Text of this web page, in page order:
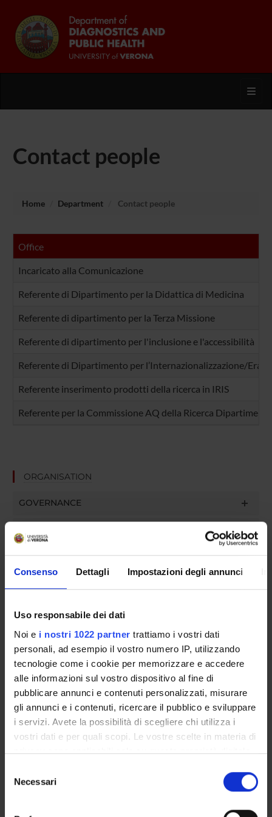
Consenso Dettagli Impostazioni degli annunci
Uso responsabile dei dati
Noi e i nostri 1022 partner trattiamo i vostri dati
personali, ad esempio il vostro numero IP, utilizzando
tecnologie come i cookie per memorizzare e accedere
alle informazioni sul vostro dispositivo al fine di
pubblicare annunci e contenuti personalizzati, misurare
gli annunci e i contenuti, ricercare il pubblico e sviluppare
i servizi. Avete la possibilità di scegliere chi utilizza i
vostri dati e per quali scopi. Le vostre scelte in materia di
privacy sono applicabili solo su questa proprietà digitale
modificare o revocare il proprio consenso in qualsiasi
momento dalla Dichiarazione sui cookie o facendo clic
delNecessari
Contact people
Home Department Contact people
Office
Incaricato alla Comunicazione
Referente di Dipartimento per la Didattica di Medicina
Referente di dipartimento per la Terza Missione
Referente di dipartimento per l'inclusione e l'accessibilità
Referente di Dipartimento per l’Internazionalizzazione/
Referente inserimento prodotti della ricerca in IRIS
Referente per la Commissione AQ della Ricerca
ORGANISATION
GOVERNANCE
DEPARTMENT ADMINISTRATION OFFICES
DEPARTMENT FACILITIES
LIBRARIES
CENTRI
LABORATORIES AND RESEARCH CENTRES
SPIN OFF E AZIENDE
Contacts
Places